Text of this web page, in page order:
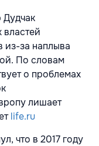
Дудчак
из-за наплыва
По словам
о проблемах
лишает
life.ru
что в 2017 году